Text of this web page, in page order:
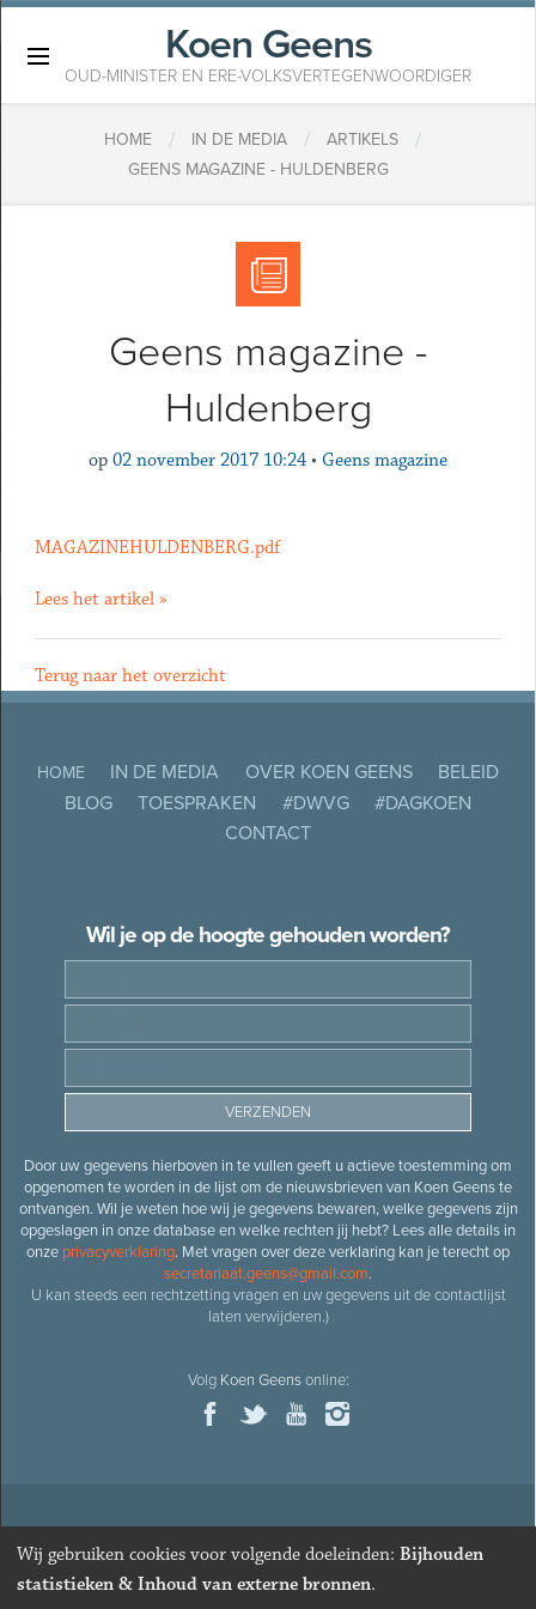
Koen Geens
OUD-MINISTER EN ERE-VOLKSVERTEGENWOORDIGER
HOME / IN DE MEDIA / ARTIKELS /
GEENS MAGAZINE - HULDENBERG
Geens magazine -
Huldenberg
op 02 november 2017 10:24 • Geens magazine
MAGAZINEHULDENBERG.pdf
Lees het artikel »
Terug naar het overzicht
HOME IN DE MEDIA OVER KOEN GEENS
BELEID
BLOG
TOESPRAKEN #DWVG
#DAGKOEN
CONTACT
Wil je op de hoogte gehouden worden?
Door uw gegevens hierboven in te vullen geeft u actieve toestemming om
opgenomen te worden in de lijst om de nieuwsbrieven van Koen Geens te
ontvangen. Wil je weten hoe wij je gegevens bewaren, welke gegevens zijn
opgeslagen in onze database en welke rechten jij hebt? Lees alle details in
onze privacyverklaring. Met vragen over deze verklaring kan je terecht op
secretariaat.geens@gmail.com.
U kan steeds een rechtzetting vragen en uw gegevens uit de contactlijst
laten verwijderen.)
Volg Koen Geensonline:
© 2026Oud-minister en ere-volksvertegenwoordiger Koen
· Alle rechten voorbehouden · Cookies wijzigen
Webdesign&website ontwikkelingdoor Zenjoy in Leuven
Wij gebruiken cookies voor volgende doeleinden: Bijhouden
statistieken & Inhoud van externe bronnen.